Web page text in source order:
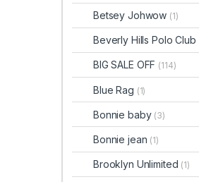
Betsey Johwow (1)
Beverly Hills Polo Club
BIG SALE OFF (114)
Blue Rag (1)
Bonnie baby (3)
Bonnie jean (1)
Brooklyn Unlimited (1)